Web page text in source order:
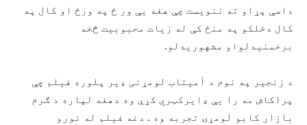
داسې پړاو ته ننویست چې هغه یې ور ځ په ورځ او کال په
کال دخلکو په منځ کې له زیات محبوبیت څخه
برخمنیدلواو مشهوریدلو.
د زنجیر په نوم د آمیتاب لومړنی ډیر پلوره فیلم چې
پراکاش مه را یې ډایرکټري کړې وه دهغه لپاره د ګرم
بازار کابو لومړۍ تجربه وه . دغه فیلم له نورو